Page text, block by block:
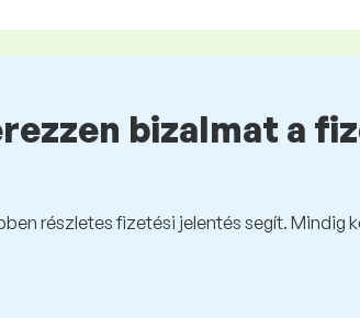
bizalmat a
részletes fizetési jelentés segít. Mindig